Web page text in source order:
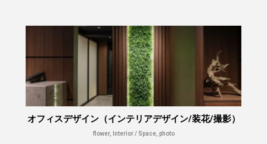
オフィスデザイン（インテリアデザイン/装花/撮影）
flower, Interior / Space, photo